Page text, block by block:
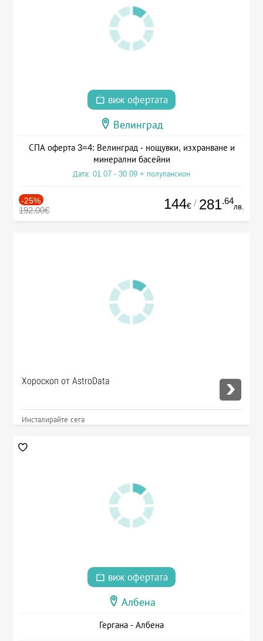
виж офертата
Велинград
СПА оферта 3=4: Велинград - нощувки, изхранване и
минерални басейни
Дата: 01.07 - 30.09 + полупансион
-25%
192.00€ 144€ / 281.64
лв.
Хороскоп от AstroData
Инсталирайте сега
виж офертата
Албена
Гергана - Албена